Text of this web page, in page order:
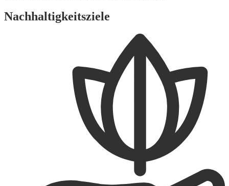
Nachhaltigkeitsziele